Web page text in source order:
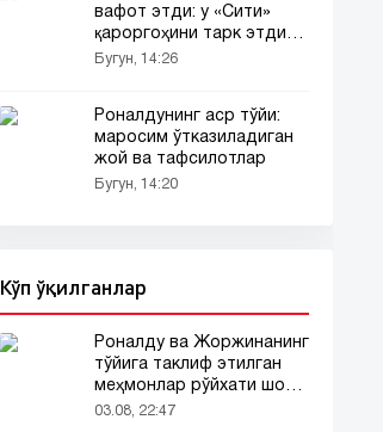
вафот этди: у «Сити»
қароргоҳини тарк этди
(видео)
Бугун, 14:26
Роналдунинг аср тўйи:
маросим ўтказиладиган
жой ва тафсилотлар
Бугун, 14:20
Кўп ўқилганлар
Роналду ва Жоржинанинг
тўйига таклиф этилган
меҳмонлар рўйхати шов-
шувда
03.08, 22:47